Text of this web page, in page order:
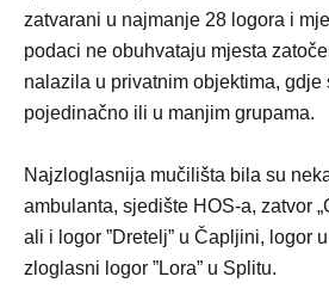
zatvarani u najmanje 28 logora i
podaci ne obuhvataju mjesta
nalazila u privatnim objektima, gdje
pojedinačno ili u manjim grupama.
Najzloglasnija mučilišta bila su
ambulanta, sjedište HOS-a, zatvor
ali i logor ”Dretelj” u Čapljini, logor
zloglasni logor ”Lora” u Splitu.